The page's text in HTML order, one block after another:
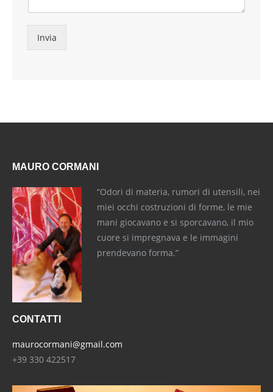
Invia
MAURO CORMANI
“Odori di materia, rumori di utensili, nei
miei occhi costruzioni di forme, le mie
mani giocavano e si sporcavano, il mio
cuore si impregnava e le immagini
prendevano forma.”
CONTATTI
maurocormani@gmail.com
+39 330 422517